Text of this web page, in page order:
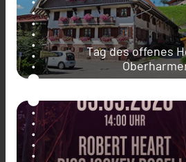
Tag des offenes